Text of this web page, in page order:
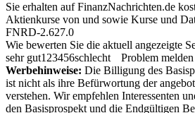
Sie erhalten auf FinanzNachrichten.de
Aktienkurse von und sowie Kurse und
FNRD-2.627.0
Wie bewerten Sie die aktuell angezeigte
sehr gut1 23456schlecht
Problem melden
Werbehinweise: Die Billigung des
ist nicht als ihre Befürwortung der
verstehen. Wir empfehlen Interessenten
den Basisprospekt und die Endgültigen